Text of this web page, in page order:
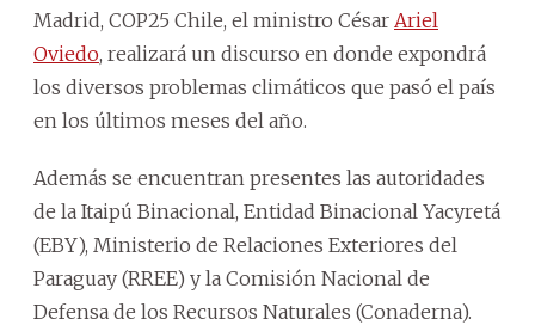
Madrid, COP25 Chile, el ministro César Ariel
Oviedo, realizará un discurso en donde expondrá
los diversos problemas climáticos que pasó el país
en los últimos meses del año.
Además se encuentran presentes las autoridades
de la Itaipú Binacional, Entidad Binacional Yacyretá
(EBY), Ministerio de Relaciones Exteriores del
Paraguay (RREE) y la Comisión Nacional de
Defensa de los Recursos Naturales (Conaderna).